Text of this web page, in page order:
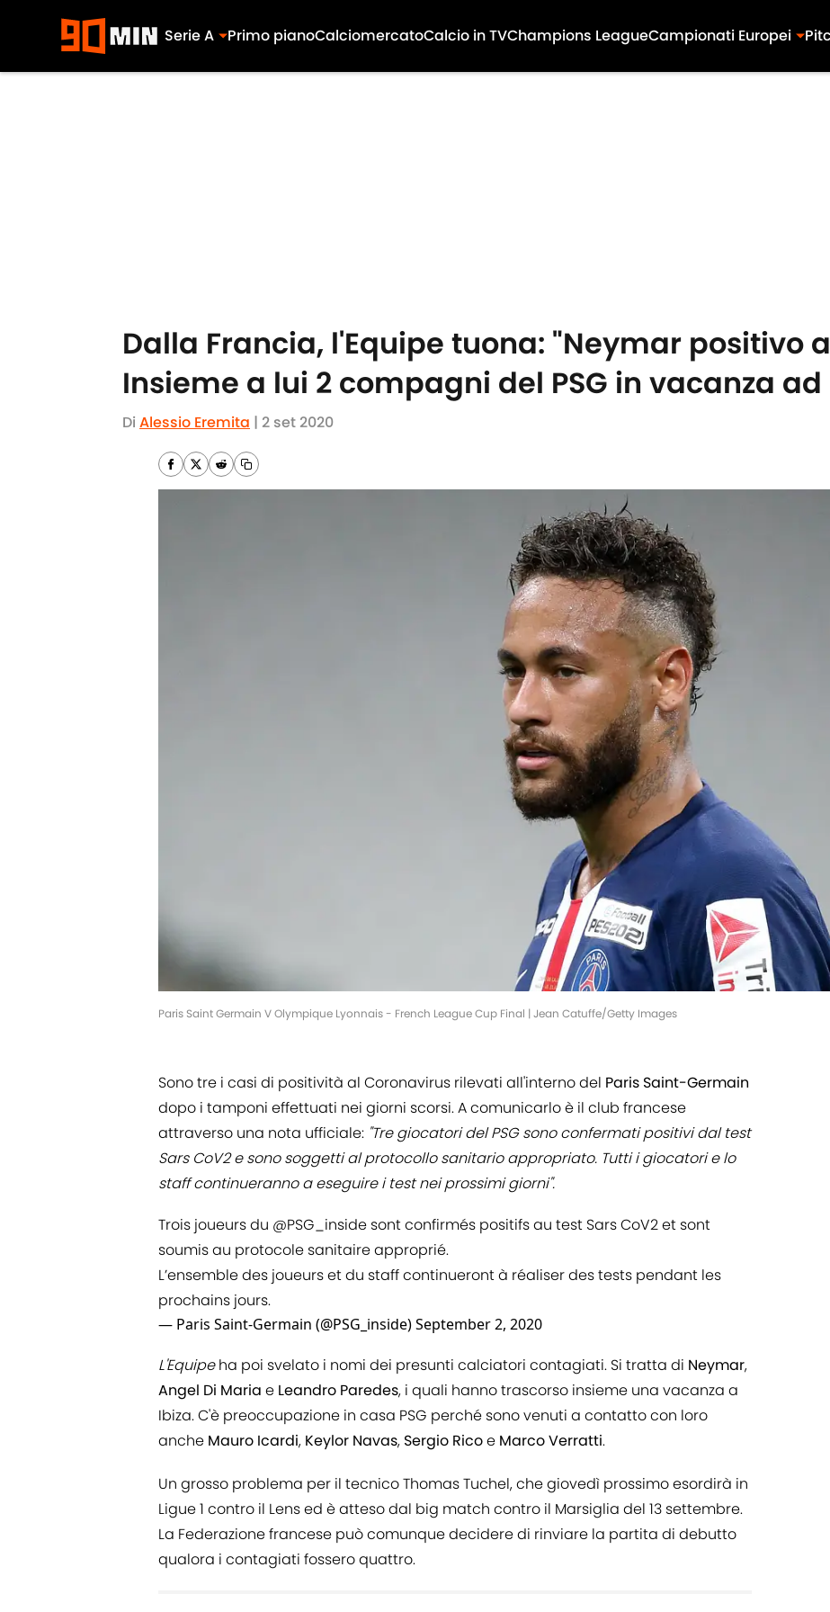
Serie A Primo pianoCalciomercatoCalcio in TVChampions LeagueCampionati Europei
Dalla Francia, l'Equipe tuona: "Neymar positivo
Insieme a lui 2 compagni del PSG in vacanza ad
Di Alessio Eremita | 2 set 2020
Paris Saint Germain V Olympique Lyonnais - French League Cup Final | Jean Catuffe/Getty Images
Sono tre i casi di positività al Coronavirus rilevati all'interno del Paris Saint-Germain
dopo i tamponi effettuati nei giorni scorsi. A comunicarlo è il club francese
attraverso una nota ufficiale: "Tre giocatori del PSG sono confermati positivi dal test
Sars CoV2 e sono soggetti al protocollo sanitario appropriato. Tutti i giocatori e lo
staff continueranno a eseguire i test nei prossimi giorni".
Trois joueurs du @PSG_inside sont confirmés positifs au test Sars CoV2 et sont
soumis au protocole sanitaire approprié.
L’ensemble des joueurs et du staff continueront à réaliser des tests pendant les
prochains jours.
— Paris Saint-Germain (@PSG_inside)September 2, 2020
L'Equipeha poi svelato i nomi dei presunti calciatori contagiati. Si tratta di Neymar,
Angel Di Maria e Leandro Paredes, i quali hanno trascorso insieme una vacanza a
Ibiza. C'è preoccupazione in casa PSG perché sono venuti a contatto con loro
anche Mauro Icardi, Keylor Navas, Sergio Ricoe Marco Verratti.
Un grosso problema per il tecnico Thomas Tuchel, che giovedì prossimo esordirà in
Ligue 1 contro il Lens ed è atteso dal big match contro il Marsiglia del 13 settembre.
La Federazione francese può comunque decidere di rinviare la partita di debutto
qualora i contagiati fossero quattro.